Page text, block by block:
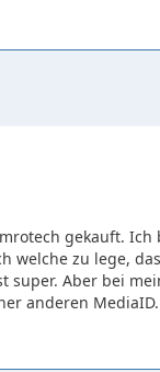
gekauft. Ich
welche zu lege,
super. Aber bei
anderen MediaID.